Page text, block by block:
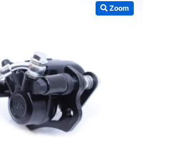
Zoom